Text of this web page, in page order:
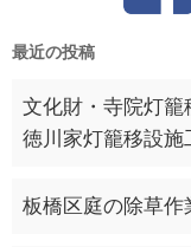
最近の投稿
文化財・寺院灯
徳川家灯籠移設施
板橋区庭の除草